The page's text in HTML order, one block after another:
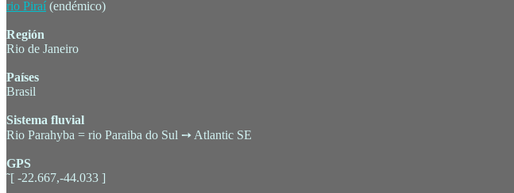
rio Piraí (endémico)
Región
Rio de Janeiro
Países
Brasil
Sistema fluvial
Rio Parahyba = rio Paraiba do Sul ➙ Atlantic SE
GPS
˜[ -22.667,-44.033 ]